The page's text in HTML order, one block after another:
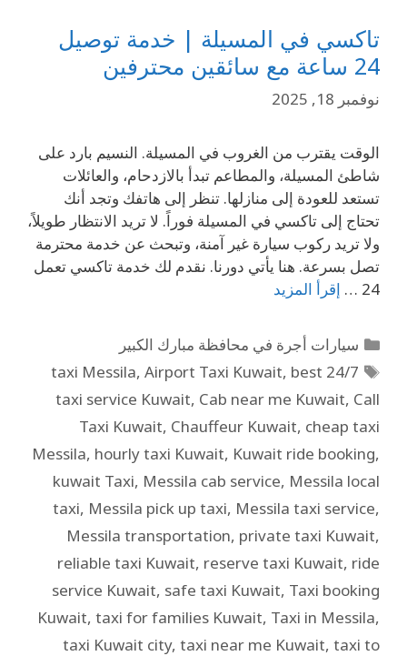
تاكسي في المسيلة | خدمة توصيل
24 ساعة مع سائقين محترفين
نوفمبر 18, 2025
الوقت يقترب من الغروب في المسيلة. النسيم بارد على
شاطئ المسيلة، والمطاعم تبدأ بالازدحام، والعائلات
تستعد للعودة إلى منازلها. تنظر إلى هاتفك وتجد أنك
تحتاج إلى تاكسي في المسيلة فوراً. لا تريد الانتظار طويلاً،
ولا تريد ركوب سيارة غير آمنة، وتبحث عن خدمة محترمة
تصل بسرعة. هنا يأتي دورنا. نقدم لك خدمة تاكسي تعمل
24 …
إقرأ المزيد
سيارات أجرة في محافظة مبارك الكبير
24/7 taxi Messila
, Airport Taxi Kuwait, best
taxi service Kuwait, Cab near me Kuwait, Call
Taxi Kuwait, Chauffeur Kuwait, cheap taxi
Messila, hourly taxi Kuwait, Kuwait ride booking,
kuwait Taxi, Messila cab service, Messila local
taxi, Messila pick up taxi, Messila taxi service,
Messila transportation, private taxi Kuwait,
reliable taxi Kuwait, reserve taxi Kuwait, ride
service Kuwait, safe taxi Kuwait, Taxi booking
Kuwait, taxi for families Kuwait, Taxi in Messila,
taxi Kuwait city, taxi near me Kuwait, taxi to